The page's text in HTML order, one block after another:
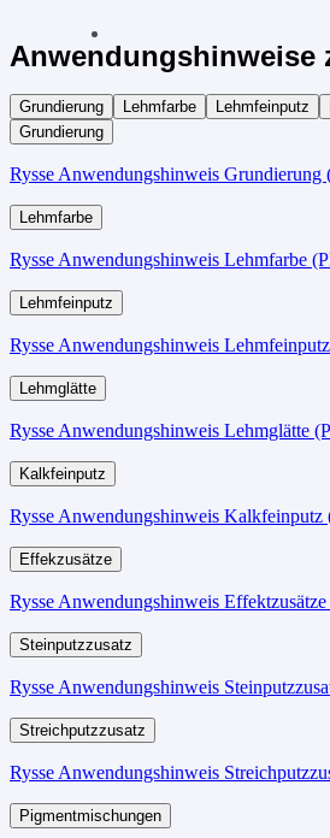
Anwendungshinweise
Grundierung Lehmfarbe Lehmfeinputz
Grundierung
Rysse Anwendungshinweis Grundierung
Lehmfarbe
Rysse Anwendungshinweis Lehmfarbe
Lehmfeinputz
Rysse Anwendungshinweis
Lehmglätte
Rysse Anwendungshinweis Lehmglätte
Kalkfeinputz
Rysse Anwendungshinweis Kalkfeinputz
Effekzusätze
Rysse Anwendungshinweis
Steinputzzusatz
Rysse Anwendungshinweis
Streichputzzusatz
Rysse Anwendungshinweis
Pigmentmischungen